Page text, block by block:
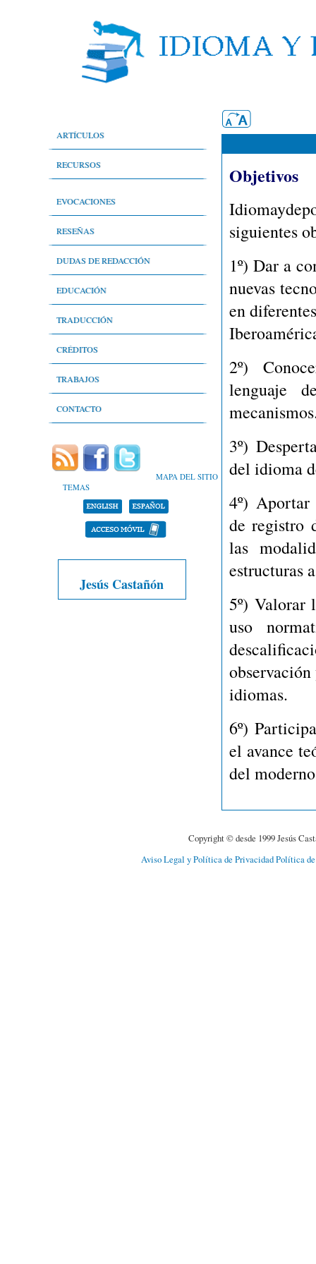
ARTÍCULOS
Aspectos generales
RECURSOS
EVOCACIONES
Evocaciones
Sala de prensa
Periodistas por el buen uso del idioma
RESEÑAS
Deporte en general
Literatura
Literatura infantil y juvenil
Lenguaje técnico del deporte
Lenguaje periodístico y comunicación
Libros y relatos de memorias
DUDAS DE REDACCIÓN
Historia
Nivel léxico
EDUCACIÓN
TRADUCCIÓN
CRÉDITOS
Autores
Bibliografía
Objetivos
TRABAJOS
Trabajos propios
Buscar trabajos
CONTACTO
MAPA DEL SITIO
TEMAS
Jesús Castañón
Objetivos
siguientes
1º) Dar a
nuevas
en
2º)
lenguaje
3º)
del idioma
4º) Aportar
de registro
las
estructuras
5º) Valorar
uso
idiomas.
6º)
el avance
del
Copyright © desde 1999 Jesús
Aviso Legal y Política de PrivacidadPolítica